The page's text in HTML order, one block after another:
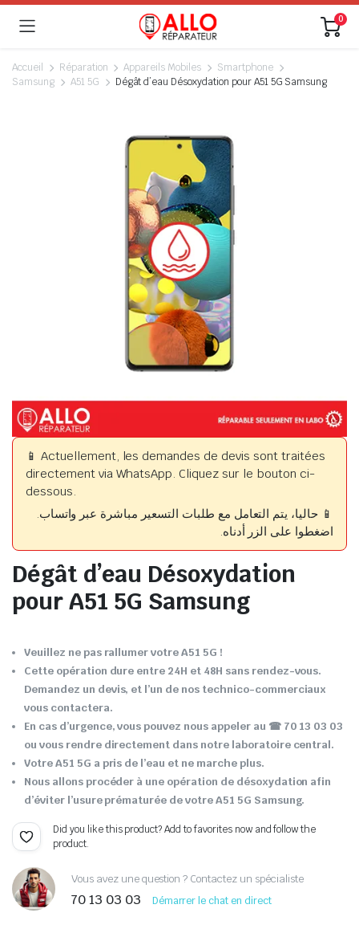
0
Accueil Réparation Appareils Mobiles
Smartphone
Samsung
A51 5G Dégât d’eau Désoxydation pour A51 5G Samsung
📱 Actuellement, les demandes de devis sont traitées
directement via WhatsApp. Cliquez sur le bouton ci-
dessous.
📱 حاليا، يتم التعامل مع طلبات التسعير مباشرة عبر واتساب.
اضغطوا على الزر أدناه.
Dégât d’eau Désoxydation
pour A51 5G Samsung
Veuillez ne pas rallumer votre A51 5G !
Cette opération dure entre 24H et 48H sans rendez-vous.
Demandez un devis, et l’un de nos technico-commerciaux
vous contactera.
En cas d’urgence, vous pouvez nous appeler au ☎ 70 13 03 03
ou vous rendre directement dans notre laboratoire central.
Votre A51 5G a pris de l’eau et ne marche plus.
Nous allons procéder à une opération de désoxydation afin
d’éviter l’usure prématurée de votre A51 5G Samsung.
Did you like this product? Add to favorites now and follow the
product.
Vous avez une question ? Contactez un spécialiste
70 13 03 03 Démarrer le chat en direct